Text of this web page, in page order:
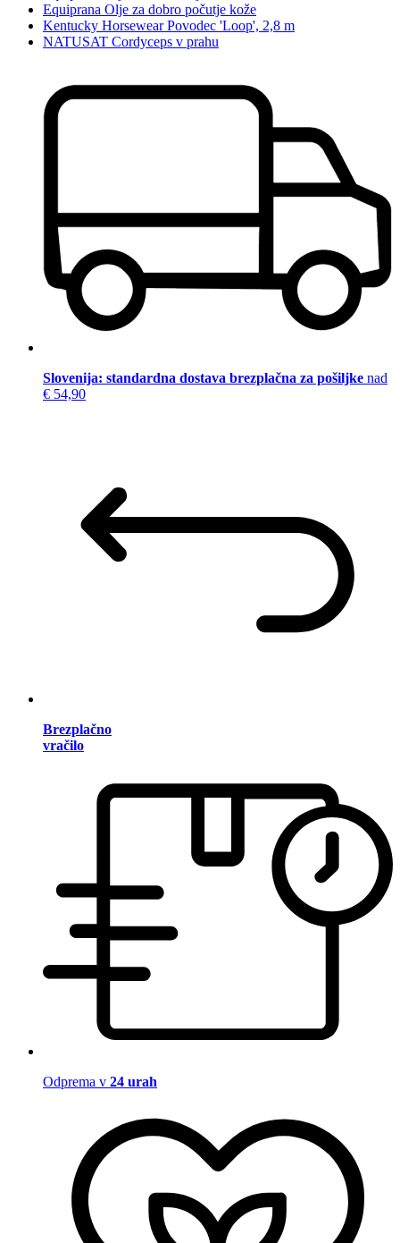
Equiprana Olje za dobro počutje kože
Kentucky Horsewear Povodec 'Loop', 2,8 m
NATUSAT Cordyceps v prahu
Slovenija: standardna dostava brezplačna za pošiljke nad
€ 54,90
Brezplačno
vračilo
Odprema v 24 urah